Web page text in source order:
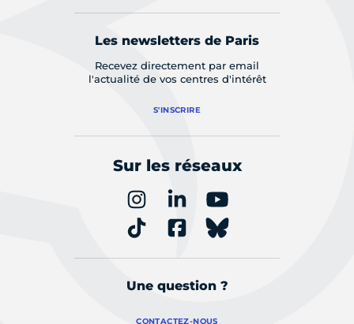
Les newsletters de Paris
Recevez directement par email
l'actualité de vos centres d'intérêt
S'INSCRIRE
Sur les réseaux
Une question ?
CONTACTEZ-NOUS